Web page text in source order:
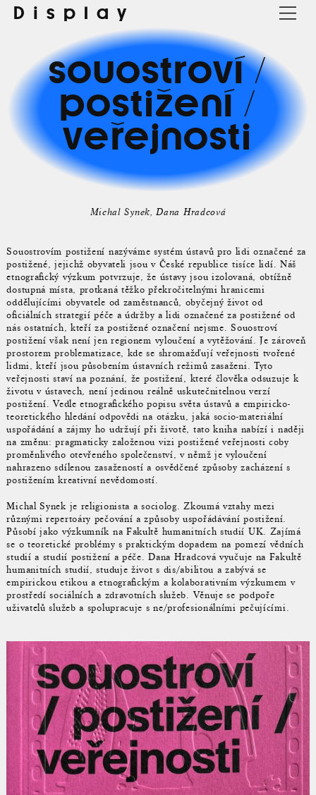
Display
souostroví /
postižení /
veřejnosti
Michal Synek Dana Hradcová
Souostrovím postižení nazýváme systém ústavů pro lidi označené za
postižené, jejichž obyvateli jsou v České republice tisíce lidí. Náš
etnografický výzkum potvrzuje, že ústavy jsou izolovaná, obtížně
dostupná místa, protkaná těžko překročitelnými hranicemi
oddělujícími obyvatele od zaměstnanců, obyčejný život od
oficiálních strategií péče a údržby a lidi označené za postižené od
nás ostatních, kteří za postižené označení nejsme. Souostroví
postižení však není jen regionem vyloučení a vytěžování. Je zároveň
prostorem problematizace, kde se shromažďují veřejnosti tvořené
lidmi, kteří jsou působením ústavních režimů zasaženi. Tyto
veřejnosti staví na poznání, že postižení, které člověka odsuzuje k
životu v ústavech, není jedinou reálně uskutečnitelnou verzí
postižení. Vedle etnografického popisu světa ústavů a empiricko-
teoretického hledání odpovědi na otázku, jaká socio-materiální
uspořádání a zájmy ho udržují při životě, tato kniha nabízí i naději
na změnu: pragmaticky založenou vizi postižené veřejnosti coby
proměnlivého otevřeného společenství, v němž je vyloučení
nahrazeno sdílenou zasažeností a osvědčené způsoby zacházení s
postižením kreativní nevědomostí.
Michal Synek je religionista a sociolog. Zkoumá vztahy mezi
různými repertoáry pečování a způsoby uspořádávání postižení.
Působí jako výzkumník na Fakultě humanitních studií UK. Zajímá
se o teoretické problémy s praktickým dopadem na pomezí vědních
studií a studií postižení a péče. Dana Hradcová vyučuje na Fakultě
humanitních studií, studuje život s dis/abilitou a zabývá se
empirickou etikou a etnografickým a kolaborativním výzkumem v
prostředí sociálních a zdravotních služeb. Věnuje se podpoře
uživatelů služeb a spolupracuje s ne/profesionálními pečujícími.